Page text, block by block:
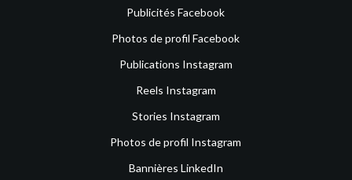
Publicités Facebook
Photos de profil Facebook
Publications Instagram
Reels Instagram
Stories Instagram
Photos de profil Instagram
Bannières LinkedIn